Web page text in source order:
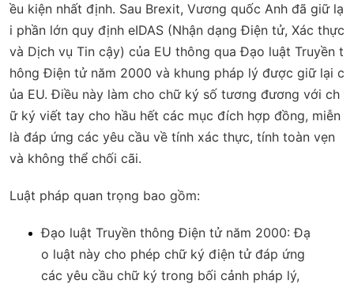
ều kiện nhất định. Sau Brexit, Vương quốc Anh đã giữ lạ
i phần lớn quy định eIDAS (Nhận dạng Điện tử, Xác thực
và Dịch vụ Tin cậy) của EU thông qua Đạo luật Truyền t
hông Điện tử năm 2000 và khung pháp lý được giữ lại c
ủa EU. Điều này làm cho chữ ký số tương đương với ch
ữ ký viết tay cho hầu hết các mục đích hợp đồng, miễn
là đáp ứng các yêu cầu về tính xác thực, tính toàn vẹn
và không thể chối cãi.
Luật pháp quan trọng bao gồm:
Đạo luật Truyền thông Điện tử năm 2000: Đạ
o luật này cho phép chữ ký điện tử đáp ứng
các yêu cầu chữ ký trong bối cảnh pháp lý,